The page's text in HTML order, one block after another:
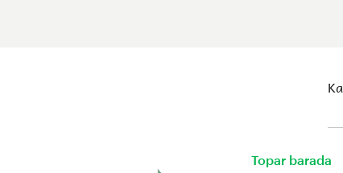
Topar barada